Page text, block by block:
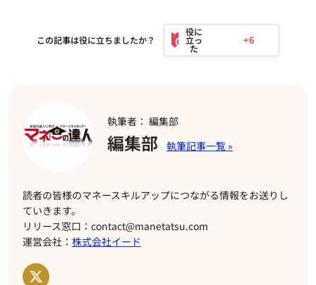
この記事は役に立ちましたか？ +6
執筆者： 編集部
編集部
読者の皆様のマネースキルアップにつながる情報をお送りし
ていきます。
リリース窓口：contact@manetatsu.com
運営会社： 株式会社イード